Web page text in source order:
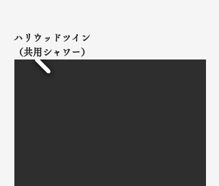
ハリウッドツイン
（共用シャワー）